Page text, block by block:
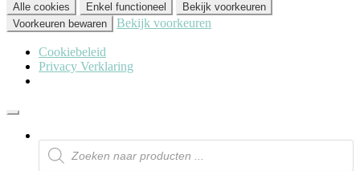
Alle cookies Enkel functioneel
Bekijk voorkeuren
Voorkeuren bewaren
Bekijk voorkeuren
Cookiebeleid
Privacy Verklaring